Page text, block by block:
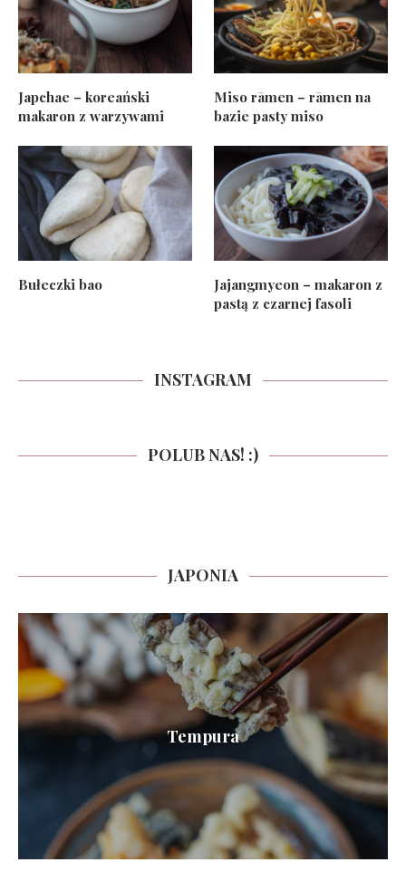
Japchae – koreański
makaron z warzywami
Miso rāmen – rāmen na
bazie pasty miso
Bułeczki bao
Jajangmyeon – makaron z
pastą z czarnej fasoli
INSTAGRAM
POLUB NAS! :)
JAPONIA
Tempura